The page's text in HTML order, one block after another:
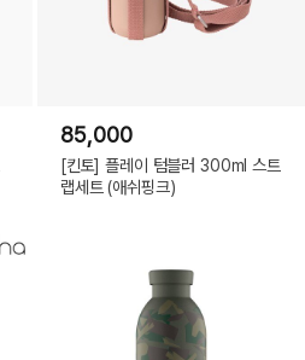
85,000
[킨토] 플레이 텀블러 300ml 스트
랩세트 (애쉬핑크)